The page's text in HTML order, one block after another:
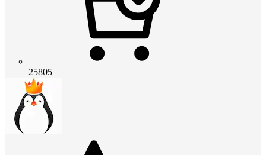
25805